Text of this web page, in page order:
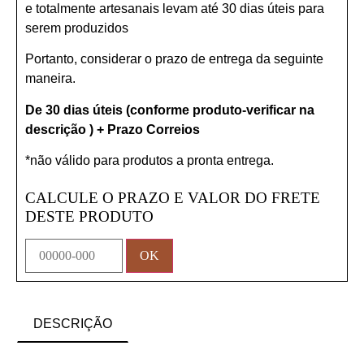
e totalmente artesanais levam até 30 dias úteis para
serem produzidos
Portanto, considerar o prazo de entrega da seguinte
maneira.
De 30 dias úteis (conforme produto-verificar na
descrição ) + Prazo Correios
*não válido para produtos a pronta entrega.
CALCULE O PRAZO E VALOR DO FRETE
DESTE PRODUTO
DESCRIÇÃO